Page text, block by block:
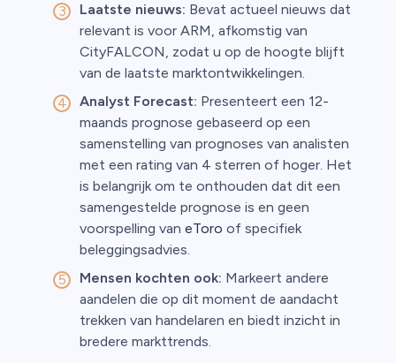
Laatste nieuws: Bevat actueel nieuws dat
relevant is voor ARM, afkomstig van
CityFALCON, zodat u op de hoogte blijft
van de laatste marktontwikkelingen.
Analyst Forecast: Presenteert een 12-
maands prognose gebaseerd op een
samenstelling van prognoses van analisten
met een rating van 4 sterren of hoger. Het
is belangrijk om te onthouden dat dit een
samengestelde prognose is en geen
voorspelling van eToro of specifiek
beleggingsadvies.
Mensen kochten ook: Markeert andere
aandelen die op dit moment de aandacht
trekken van handelaren en biedt inzicht in
bredere markttrends.